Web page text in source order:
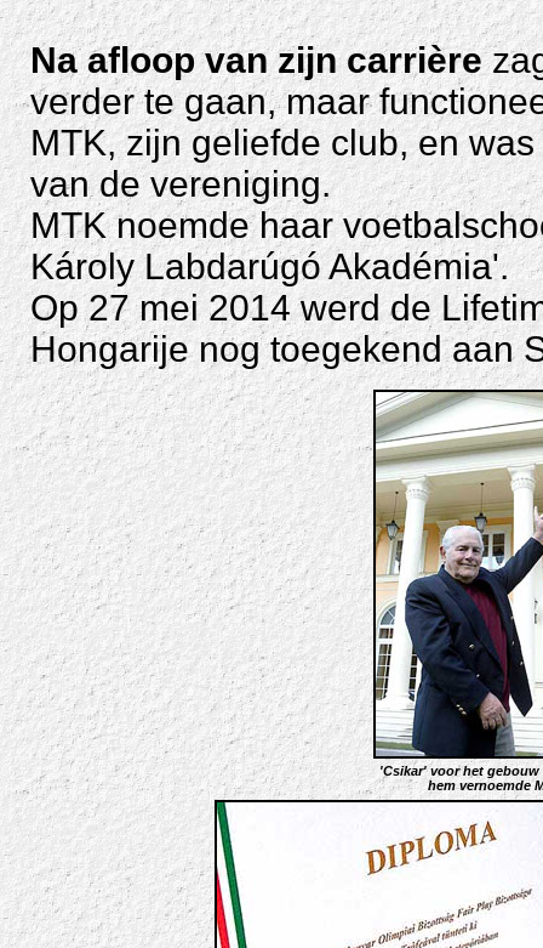
Na afloop van zijn carrière
verder te gaan, maar
MTK, zijn geliefde club, en
van de vereniging.
MTK noemde haar
Károly Labdarúgó Akadémia'.
Op 27 mei 2014 werd de
Hongarije nog toegekend aan
'Csikar' voor het gebouw
hem vernoemde